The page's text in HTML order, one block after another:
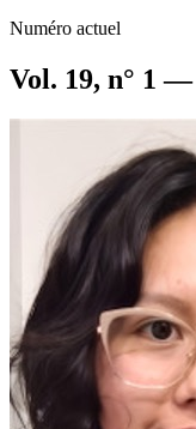
Numéro actuel
Vol. 19, n° 1